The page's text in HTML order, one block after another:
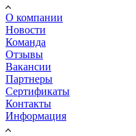
О компании
Новости
Команда
Отзывы
Вакансии
Партнеры
Сертификаты
Контакты
Информация